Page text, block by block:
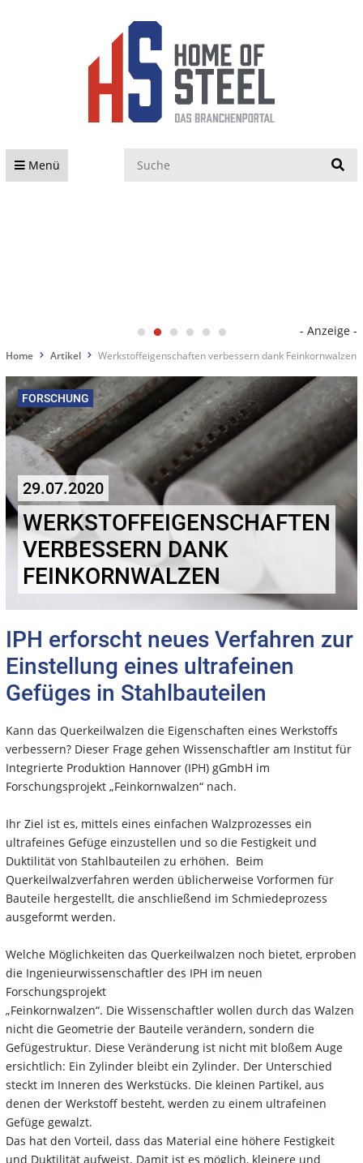
Menü
- Anzeige -
Home Artikel Werkstoffeigenschaften verbessern dank Feinkornwalzen
FORSCHUNG
29.07.2020
WERKSTOFFEIGENSCHAFTEN
VERBESSERN DANK
FEINKORNWALZEN
IPH erforscht neues Verfahren zur
Einstellung eines ultrafeinen
Gefüges in Stahlbauteilen
Kann das Querkeilwalzen die Eigenschaften eines Werkstoffs
verbessern? Dieser Frage gehen Wissenschaftler am Institut für
Integrierte Produktion Hannover (IPH) gGmbH im
Forschungsprojekt „Feinkornwalzen“ nach.
Ihr Ziel ist es, mittels eines einfachen Walzprozesses ein
ultrafeines Gefüge einzustellen und so die Festigkeit und
Duktilität von Stahlbauteilen zu erhöhen. Beim
Querkeilwalzverfahren werden üblicherweise Vorformen für
Bauteile hergestellt, die anschließend im Schmiedeprozess
ausgeformt werden.
Welche Möglichkeiten das Querkeilwalzen noch bietet, erproben
die Ingenieurwissenschaftler des IPH im neuen
Forschungsprojekt
„Feinkornwalzen“. Die Wissenschaftler wollen durch das Walzen
nicht die Geometrie der Bauteile verändern, sondern die
Gefügestruktur. Diese Veränderung ist nicht mit bloßem Auge
ersichtlich: Ein Zylinder bleibt ein Zylinder. Der Unterschied
steckt im Inneren des Werkstücks. Die kleinen Partikel, aus
denen der Werkstoff besteht, werden zu einem ultrafeinen
Gefüge gewalzt.
Das hat den Vorteil, dass das Material eine höhere Festigkeit
und Duktilität aufweist. Damit ist es möglich, kleinere und